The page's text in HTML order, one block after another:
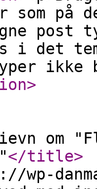
på
post
i det
ikke
>
om
</title>
wp-